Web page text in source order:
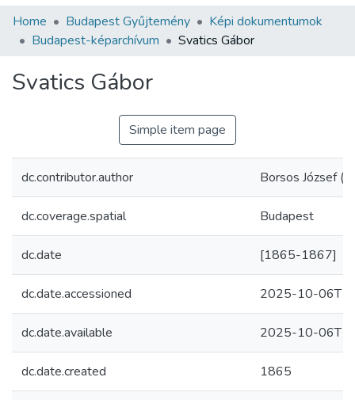
Communities & Collections
Statistics
Home Budapest Gyűjtemény
Képi dokumentumok
Budapest-képarchívum
Svatics Gábor
Svatics Gábor
Simple item page
dc.contributor.author Borsos József
dc.coverage.spatial Budapest
dc.date [1865-1867]
dc.date.accessioned 2025-10-
dc.date.available 2025-10-
dc.date.created 1865